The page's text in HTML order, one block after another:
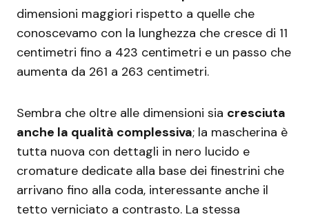
dimensioni maggiori rispetto a quelle che
conoscevamo con la lunghezza che cresce di 11
centimetri fino a 423 centimetri e un passo che
aumenta da 261 a 263 centimetri.
Sembra che oltre alle dimensioni sia cresciuta
anche la qualità complessiva; la mascherina è
tutta nuova con dettagli in nero lucido e
cromature dedicate alla base dei finestrini che
arrivano fino alla coda, interessante anche il
tetto verniciato a contrasto. La stessa